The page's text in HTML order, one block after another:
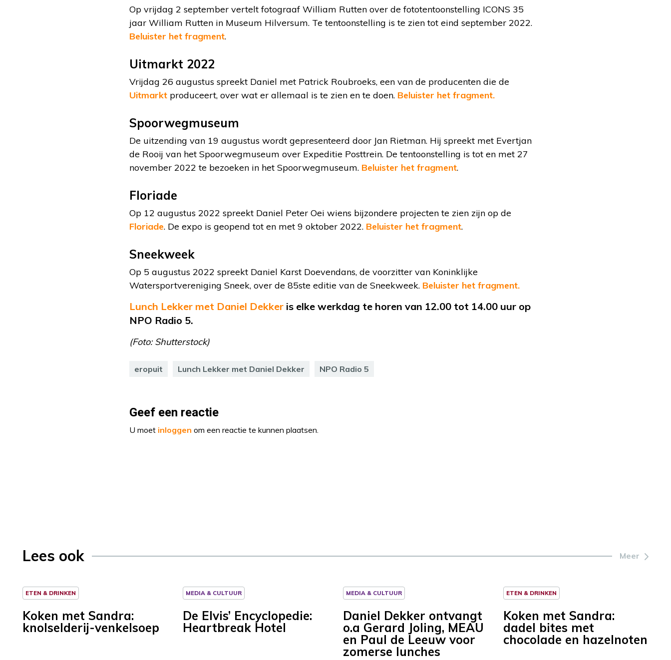
Op vrijdag 2 september vertelt fotograaf William Rutten over de fototentoonstelling ICONS 35
jaar William Rutten in Museum Hilversum. Te tentoonstelling is te zien tot eind september 2022.
Beluister het fragment.
Uitmarkt 2022
Vrijdag 26 augustus spreekt Daniel met Patrick Roubroeks, een van de producenten die de
Uitmarkt produceert, over wat er allemaal is te zien en te doen. Beluister het fragment.
Spoorwegmuseum
De uitzending van 19 augustus wordt gepresenteerd door Jan Rietman. Hij spreekt met Evertjan
de Rooij van het Spoorwegmuseum over Expeditie Posttrein. De tentoonstelling is tot en met 27
november 2022 te bezoeken in het Spoorwegmuseum. Beluister het fragment.
Floriade
Op 12 augustus 2022 spreekt Daniel Peter Oei wiens bijzondere projecten te zien zijn op de
Floriade. De expo is geopend tot en met 9 oktober 2022. Beluister het fragment.
Sneekweek
Op 5 augustus 2022 spreekt Daniel Karst Doevendans, de voorzitter van Koninklijke
Watersportvereniging Sneek, over de 85ste editie van de Sneekweek. Beluister het fragment.
Lunch Lekker met Daniel Dekker is elke werkdag te horen van 12.00 tot 14.00 uur op
NPO Radio 5.
(Foto: Shutterstock)
eropuit Lunch Lekker met Daniel Dekker NPO Radio 5
Geef een reactie
U moet inloggen om een reactie te kunnen plaatsen.
Lees ook Meer
ETEN & DRINKEN
Koken met Sandra:
knolselderij-venkelsoep
MEDIA & CULTUUR
De Elvis’ Encyclopedie:
Heartbreak Hotel
MEDIA & CULTUUR
Daniel Dekker ontvangt
o.a Gerard Joling, MEAU
en Paul de Leeuw voor
zomerse lunches
ETEN & DRINKEN
Koken met Sandra:
dadel bites met
chocolade en hazelnoten